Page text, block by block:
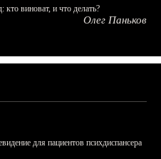
виноват, и что делать?
Олег Паньков
для пациентов психдиспансера